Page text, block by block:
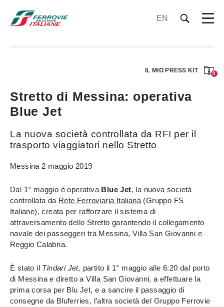
EN
IL MIO PRESS KIT 0
Stretto di Messina: operativa
Blue Jet
La nuova società controllata da RFI per il
trasporto viaggiatori nello Stretto
Messina 2 maggio 2019
Dal 1° maggio è operativa Blue Jet, la nuova società
controllata da Rete Ferroviaria Italiana (Gruppo FS
Italiane), creata per rafforzare il sistema di
attraversamento dello Stretto garantendo il collegamento
navale dei passeggeri tra Messina, Villa San Giovanni e
Reggio Calabria.
È stato il Tindari Jet, partito il 1° maggio alle 6:20 dal porto
di Messina e diretto a Villa San Giovanni, a effettuare la
prima corsa per Blu Jet, e a sancire il passaggio di
consegne da Bluferries, l’altra società del Gruppo Ferrovie